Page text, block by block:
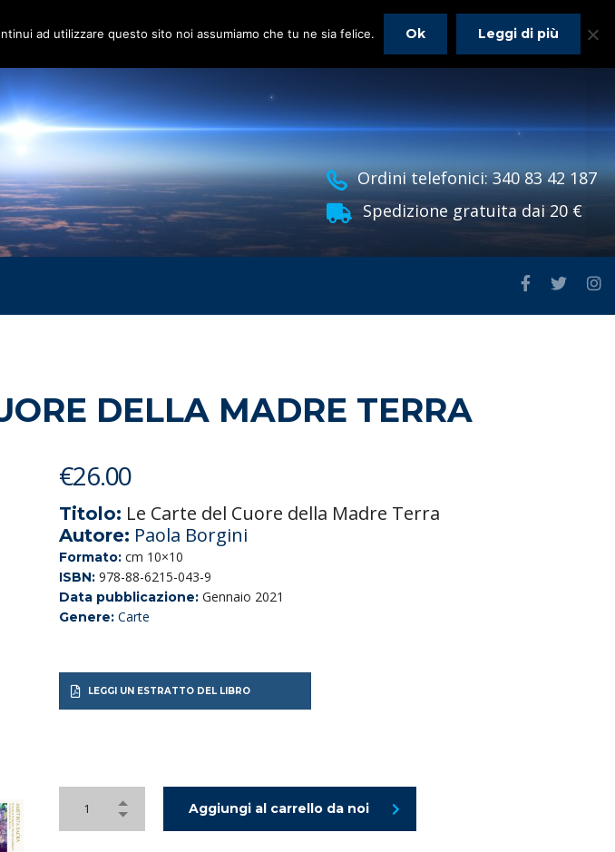
Ordini telefonici: 340 83 42 187
Spedizione gratuita dai 20 €
DELLA MADRE TERRA
€26.00
Titolo: Le Carte del Cuore della Madre Terra
Autore: Paola Borgini
Formato: cm 10×10
ISBN: 978-88-6215-043-9
Data pubblicazione: Gennaio 2021
Genere: Carte
LEGGI UN ESTRATTO DEL LIBRO
Aggiungi al carrello da noi
ad utilizzare questo sito noi assumiamo che tu ne sia felice. Ok Leggi di più